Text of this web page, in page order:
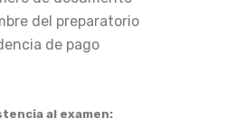
del preparatorio
de pago
al examen: